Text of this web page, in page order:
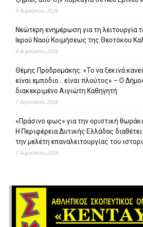
9 Αυγούστου 2026
Νεώτερη ενημέρωση για τη λειτουργία
Ιερού Ναού Κοιμήσεως της Θεοτόκου
8 Αυγούστου 2026
Θέμης Προδρομάκης: «Το να ξεκινά
είναι εμπόδιο… είναι πλούτος» – O
διακεκριμένο Αιγιώτη Καθηγητή
7 Αυγούστου 2026
«Πράσινο φως» για την οριστική
Η Περιφέρεια Δυτικής Ελλάδας
την μελέτη επαναλειτουργίας του
7 Αυγούστου 2026